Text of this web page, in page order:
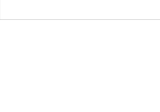
คอลัมน์"จับชีพจรวงการ